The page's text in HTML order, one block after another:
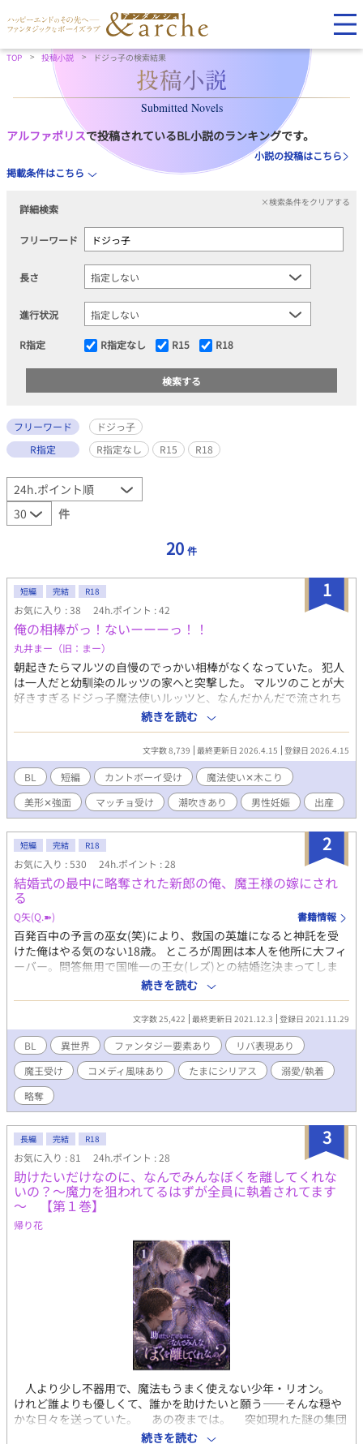
TOP 投稿小説 ドジっ子の検索結果
Submitted Novels
アルファポリスで投稿されているBL小説のランキングです。
小説の投稿はこちら
掲載条件はこちら
詳細検索
×検索条件をクリアする
フリーワード
長さ
進行状況
R指定 R指定なし R15 R18
フリーワード
ドジっ子
R指定
R指定なし R15 R18
件
20 件
1
短編 完結 R18
お気に入り : 38 24h.ポイント : 42
俺の相棒がっ！ないーーーっ！！
丸井まー（旧：まー）
朝起きたらマルツの自慢のでっかい相棒がなくなっていた。 犯人
は一人だと幼馴染のルッツの家へと突撃した。 マルツのことが大
好きすぎるドジっ子魔法使いルッツと、なんだかんだで流されち
ゃう木こりのマルツのお話。 ドジっ子美形魔法使い✕毛深いマッ
チョな木こりカントボーイ。 ※カントボーイ受けです！ ※ムーン
ライトノベルズさんでも公開しております！
続きを読む
文字数 8,739 最終更新日 2026.4.15 登録日 2026.4.15
BL 短編 カントボーイ受け
魔法使い✕木こり
美形✕強面
マッチョ受け 潮吹きあり 男性妊娠 出産
2
短編 完結 R18
お気に入り : 530 24h.ポイント : 28
結婚式の最中に略奪された新郎の俺、魔王様の嫁にされ
る
Q矢(Q.➽) 書籍情報
百発百中の予言の巫女(笑)により、救国の英雄になると神託を受
けた俺はやる気のない18歳。 ところが周囲は本人を他所に大フィ
ーバー。問答無用で国唯一の王女(レズ)との結婚迄決まってしま
う。 (国救うどころか未だ何もしてないのになあ…。) 気がすすま
ない内に事態はどんどん進み、ついには国をあげての挙式当日。
一陣の黒い竜巻きが一瞬にして俺を攫った。 何が何だかわからな
い内に、今度は何処かの城の中のとある部屋のベッドにいた俺。
そして俺を抱えたまま俺の下敷きになってベッドに気絶している
黒髪の美形。 取り敢えずは起きるまで介抱してみると、目を覚ま
した彼は俺に言ったのだった。 「我の嫁…。」 つまり救国の英雄
とは、戦って魔王を倒すとかそういう感じではなく、魔王に嫁(賄
賂)を貢いで勘弁してもらう方向のやつだった…。 確かに国は救っ
ジっ子魔王様の 甘い新婚生活は無事スタートするのか。 ※ファン
タジー作品に馴染みがないので詳細な背景描写等ははおざなりで
すが、生暖かい目でお見守り下されば幸いです。 9割方悪ふざけ
です。 雑事の片手間程度にご覧下さい。 m(_ _)m
続きを読む
文字数 25,422 最終更新日 2021.12.3 登録日 2021.11.29
BL 異世界 ファンタジー要素あり
リバ表現あり
魔王受け
コメディ風味あり たまにシリアス
溺愛/執着
略奪
3
長編 完結 R18
お気に入り : 81 24h.ポイント : 28
助けたいだけなのに、なんでみんなぼくを離してくれな
いの？～魔力を狙われてるはずが全員に執着されてます
～ 【第１巻】
帰り花
人より少し不器用で、魔法もうまく使えない少年・リオン。
けれど誰よりも優しくて、誰かを助けたいと願う――そんな穏や
かな日々を送っていた。 あの夜までは。 突如現れた謎の集団
によって村は襲われ、リオンは“狙われる側”であることを知る。
続きを読む